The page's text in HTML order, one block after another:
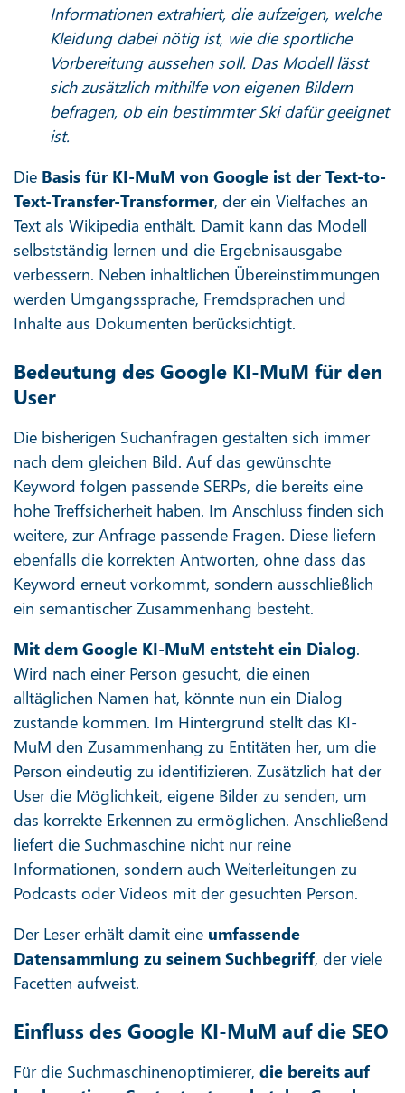
Informationen extrahiert, die aufzeigen, welche
Kleidung dabei nötig ist, wie die sportliche
Vorbereitung aussehen soll. Das Modell lässt
sich zusätzlich mithilfe von eigenen Bildern
befragen, ob ein bestimmter Ski dafür geeignet
ist.
Die Basis für KI-MuM von Google ist der Text-to-
Text-Transfer-Transformer, der ein Vielfaches an
Text als Wikipedia enthält. Damit kann das Modell
selbstständig lernen und die Ergebnisausgabe
verbessern. Neben inhaltlichen Übereinstimmungen
werden Umgangssprache, Fremdsprachen und
Inhalte aus Dokumenten berücksichtigt.
Bedeutung des Google KI-MuM für den
User
Die bisherigen Suchanfragen gestalten sich immer
nach dem gleichen Bild. Auf das gewünschte
Keyword folgen passende SERPs, die bereits eine
hohe Treffsicherheit haben. Im Anschluss finden sich
weitere, zur Anfrage passende Fragen. Diese liefern
ebenfalls die korrekten Antworten, ohne dass das
Keyword erneut vorkommt, sondern ausschließlich
ein semantischer Zusammenhang besteht.
Mit dem Google KI-MuM entsteht ein Dialog.
Wird nach einer Person gesucht, die einen
alltäglichen Namen hat, könnte nun ein Dialog
zustande kommen. Im Hintergrund stellt das KI-
MuM den Zusammenhang zu Entitäten her, um die
Person eindeutig zu identifizieren. Zusätzlich hat der
User die Möglichkeit, eigene Bilder zu senden, um
das korrekte Erkennen zu ermöglichen. Anschließend
liefert die Suchmaschine nicht nur reine
Informationen, sondern auch Weiterleitungen zu
Podcasts oder Videos mit der gesuchten Person.
Der Leser erhält damit eine umfassende
Datensammlung zu seinem Suchbegriff, der viele
Facetten aufweist.
Einfluss des Google KI-MuM auf die SEO
Für die Suchmaschinenoptimierer, die bereits auf